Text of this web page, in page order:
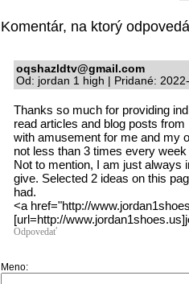
Komentár, na ktorý
oqshazldtv@gmail.com
Od: jordan 1 high | Pridané:
Thanks so much for providing
read articles and blog posts
with amusement for me and my
not less than 3 times every
Not to mention, I am just always
give. Selected 2 ideas on this
had.
<a href="http://
[url=http://
Odpovedať
Meno: